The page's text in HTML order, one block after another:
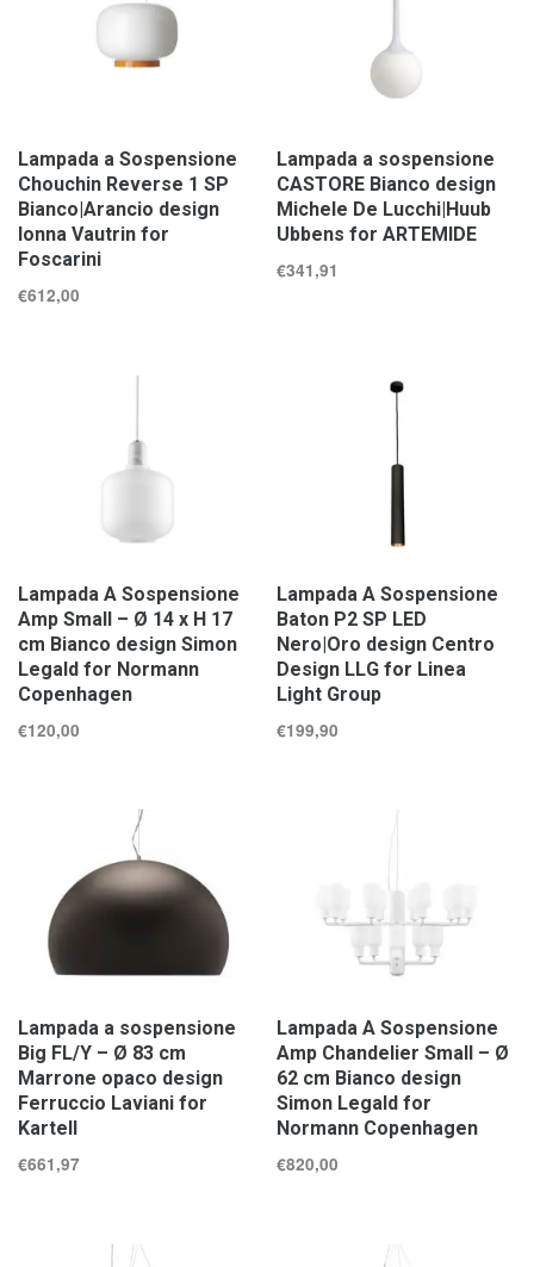
Lampada a Sospensione
Chouchin Reverse 1 SP
Bianco|Arancio design
Ionna Vautrin for
Foscarini
€612,00
Lampada a sospensione
CASTORE Bianco design
Michele De Lucchi|Huub
Ubbens for ARTEMIDE
€341,91
Lampada A Sospensione
Amp Small – Ø 14 x H 17
cm Bianco design Simon
Legald for Normann
Copenhagen
€120,00
Lampada A Sospensione
Baton P2 SP LED
Nero|Oro design Centro
Design LLG for Linea
Light Group
€199,90
Lampada a sospensione
Big FL/Y – Ø 83 cm
Marrone opaco design
Ferruccio Laviani for
Kartell
€661,97
Lampada A Sospensione
Amp Chandelier Small – Ø
62 cm Bianco design
Simon Legald for
Normann Copenhagen
€820,00